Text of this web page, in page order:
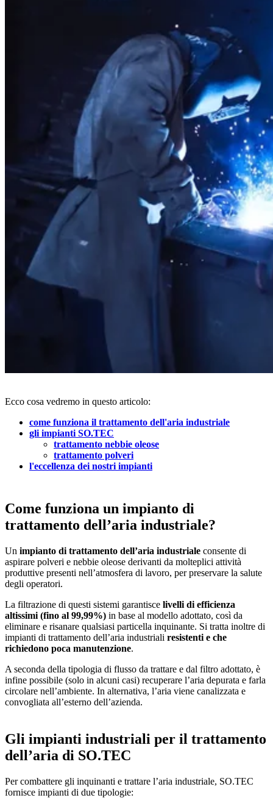
Ecco cosa vedremo in questo articolo:
come funziona il trattamento dell'aria industriale
gli impianti SO.TEC
trattamento nebbie oleose
trattamento polveri
l'eccellenza dei nostri impianti
Come funziona un impianto di
trattamento dell’aria industriale?
Un impianto di trattamento dell’aria industriale consente di
aspirare polveri e nebbie oleose derivanti da molteplici attività
produttive presenti nell’atmosfera di lavoro, per preservare la salute
degli operatori.
La filtrazione di questi sistemi garantisce livelli di efficienza
altissimi (fino al 99,99%) in base al modello adottato, così da
eliminare e risanare qualsiasi particella inquinante. Si tratta inoltre di
impianti di trattamento dell’aria industriali resistenti e che
richiedono poca manutenzione.
A seconda della tipologia di flusso da trattare e dal filtro adottato, è
infine possibile (solo in alcuni casi) recuperare l’aria depurata e farla
circolare nell’ambiente. In alternativa, l’aria viene canalizzata e
convogliata all’esterno dell’azienda.
Gli impianti industriali per il trattamento
dell’aria di SO.TEC
Per combattere gli inquinanti e trattare l’aria industriale, SO.TEC
fornisce impianti di due tipologie: